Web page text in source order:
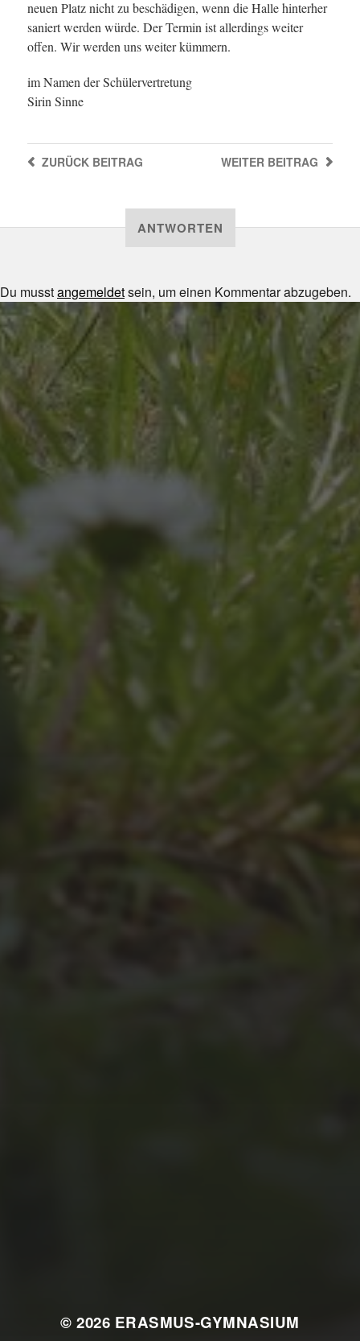
neuen Platz nicht zu beschädigen, wenn die Halle hinterher
saniert werden würde. Der Termin ist allerdings weiter
offen. Wir werden uns weiter kümmern.
im Namen der Schülervertretung
Sirin Sinne
WEITER BEITRAG
ZURÜCKBEITRAG
ANTWORTEN
Du musstangemeldetsein, um einen Kommentar abzugeben.
UNSER SCHUL-/SPORTFEST
© 2026 ERASMUS-GYMNASIUM